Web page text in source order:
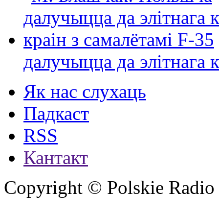
далучыцца да элітнага
Як нас слухаць
Падкаст
RSS
Кантакт
Copyright © Polskie